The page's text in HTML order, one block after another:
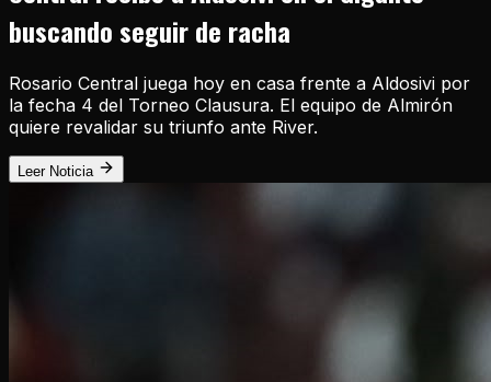
buscando seguir de racha
Rosario Central juega hoy en casa frente a Aldosivi por
la fecha 4 del Torneo Clausura. El equipo de Almirón
quiere revalidar su triunfo ante River.
Leer Noticia